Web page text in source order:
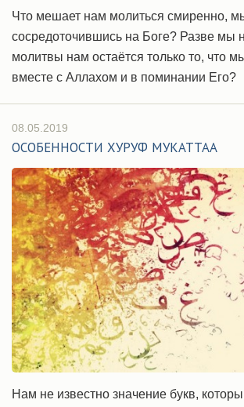
Что мешает нам молиться смиренно,
сосредоточившись на Боге? Разве мы
молитвы нам остаётся только то, что
вместе с Аллахом и в поминании Его?
08.05.2019
ОСОБЕННОСТИ ХУРУФ МУКАТТАА
Нам не известно значение букв,